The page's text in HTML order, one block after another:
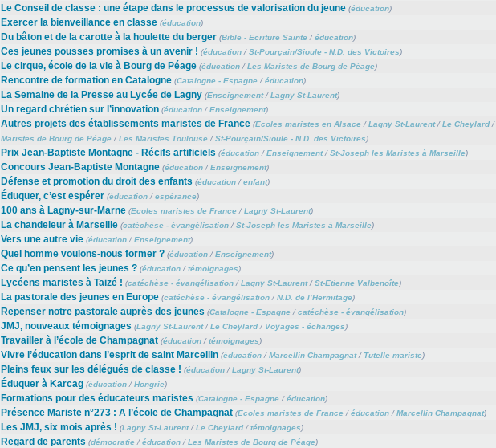
Le Conseil de classe : une étape dans le processus de valorisation du jeune (éducation)
Exercer la bienveillance en classe (éducation)
Du bâton et de la carotte à la houlette du berger (Bible - Ecriture Sainte/éducation)
Ces jeunes pousses promises à un avenir ! (éducation/St-Pourçain/Sioule - N.D. des Victoires)
Le cirque, école de la vie à Bourg de Péage (éducation/Les Maristes de Bourg de Péage)
Rencontre de formation en Catalogne (Catalogne - Espagne/éducation)
La Semaine de la Presse au Lycée de Lagny (Enseignement/Lagny St-Laurent)
Un regard chrétien sur l’innovation (éducation/Enseignement)
Autres projets des établissements maristes de France (Ecoles maristes en Alsace/Lagny St-Laurent/Le Cheylard/
Maristes de Bourg de Péage/Les Maristes Toulouse/St-Pourçain/Sioule - N.D. des Victoires)
Prix Jean-Baptiste Montagne - Récifs artificiels (éducation/Enseignement/St-Joseph les Maristes à Marseille)
Concours Jean-Baptiste Montagne (éducation/Enseignement)
Défense et promotion du droit des enfants (éducation/enfant)
Éduquer, c’est espérer (éducation/espérance)
100 ans à Lagny-sur-Marne (Ecoles maristes de France/Lagny St-Laurent)
La chandeleur à Marseille (catéchèse - évangélisation/St-Joseph les Maristes à Marseille)
Vers une autre vie (éducation/Enseignement)
Quel homme voulons-nous former ? (éducation/Enseignement)
Ce qu’en pensent les jeunes ? (éducation/témoignages)
Lycéens maristes à Taizé ! (catéchèse - évangélisation/Lagny St-Laurent/St-Etienne Valbenoîte)
La pastorale des jeunes en Europe (catéchèse - évangélisation/N.D. de l’Hermitage)
Repenser notre pastorale auprès des jeunes (Catalogne - Espagne/catéchèse - évangélisation)
JMJ, nouveaux témoignages (Lagny St-Laurent/Le Cheylard/ Voyages - échanges)
Travailler à l’école de Champagnat (éducation/témoignages)
Vivre l’éducation dans l’esprit de saint Marcellin (éducation/Marcellin Champagnat/ Tutelle mariste)
Pleins feux sur les délégués de classe ! (éducation/Lagny St-Laurent)
Éduquer à Karcag (éducation/Hongrie)
Formations pour des éducateurs maristes (Catalogne - Espagne/éducation)
Présence Mariste n°273 : A l’école de Champagnat (Ecoles maristes de France/éducation/Marcellin Champagnat)
Les JMJ, six mois après ! (Lagny St-Laurent/Le Cheylard/témoignages)
Regard de parents (démocratie/éducation/Les Maristes de Bourg de Péage)